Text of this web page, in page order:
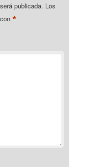
publicada. Los
con*